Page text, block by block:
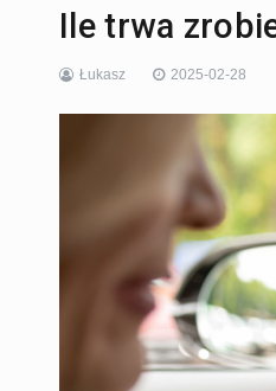
Ile trwa
Łukasz 2025-02-28